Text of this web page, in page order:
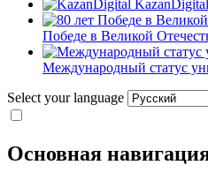
KazanDigital
Победе в Великой
Международный статус
Select your language
Основная